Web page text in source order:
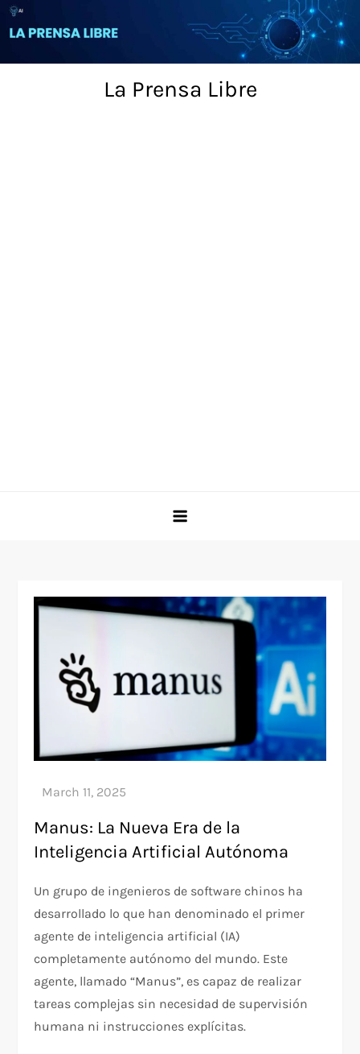
Skip
to
La Prensa Libre
Manus: La Nueva Era de la
Inteligencia Artificial Autónoma
Un grupo de ingenieros de software chinos ha
desarrollado lo que han denominado el primer
agente de inteligencia artificial (IA)
completamente autónomo del mundo. Este
agente, llamado “Manus”, es capaz de realizar
tareas complejas sin necesidad de supervisión
humana ni instrucciones explícitas.